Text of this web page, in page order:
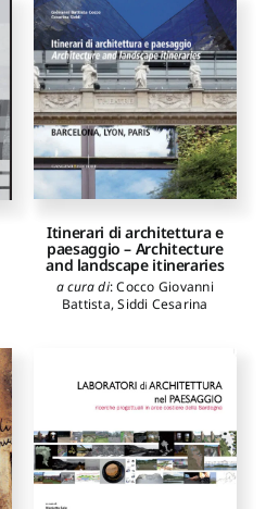
Itinerari di architettura e
paesaggio – Architecture
and landscape itineraries
a cura di:Cocco Giovanni
Battista,Siddi Cesarina